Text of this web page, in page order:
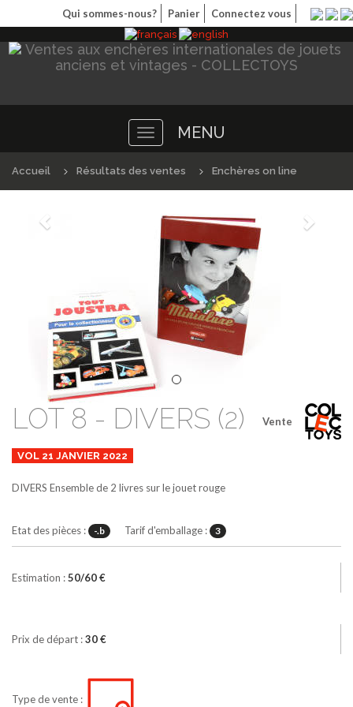
Qui sommes-nous? Panier Connectez vous
Toggle
navigation
MENU
Accueil Résultats des ventes Enchères on line
Précédént
Vente
LOT 8 - DIVERS (2)
VOL 21 JANVIER 2022
DIVERS Ensemble de 2 livres sur le jouetrouge
Etat des pièces : -.b Tarif d'emballage : 3
Estimation :50/60 €
Prix de départ :30 €
Type de vente :